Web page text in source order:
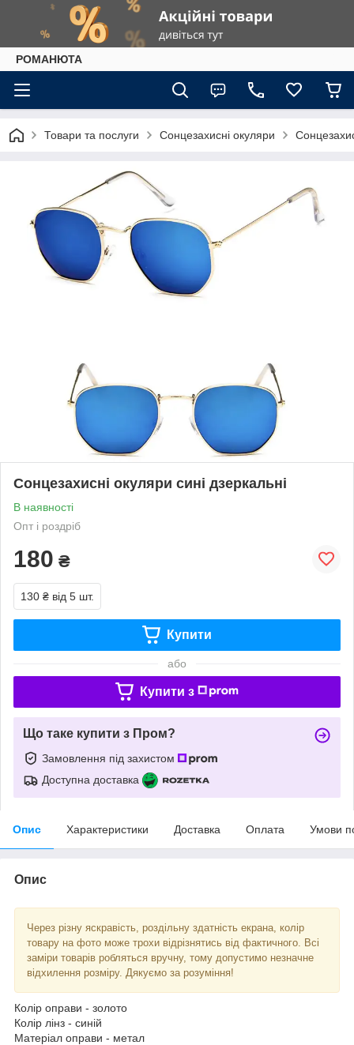
РОМАНЮТА
Товари та послуги Сонцезахисні окуляри
Сонцезахисні окуляри сині дзеркальні
В наявності
Опт і роздріб
180 ₴
130 ₴ від 5 шт.
Купити
або
Купити з
Що таке купити з Пром?
Замовлення під захистом
Доступна доставка
Опис Характеристики Доставка Оплата Умови
Опис
Через різну яскравість, роздільну здатність екрана, колір
товару на фото може трохи відрізнятись від фактичного. Всі
заміри товарів робляться вручну, тому допустимо незначне
відхилення розміру. Дякуємо за розуміння!
Колір оправи - золото
Колір лінз - синій
Матеріал оправи - метал